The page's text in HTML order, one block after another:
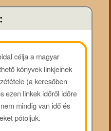
célja a magyar
könyvek linkjeinek
(a keresőben
ezen linkek időről időre
mindig van idő és
pótoljuk.